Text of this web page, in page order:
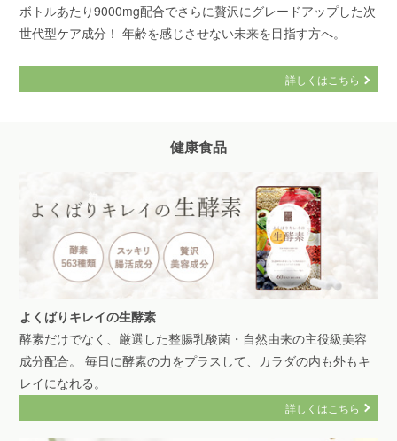
ボトルあたり9000mg配合でさらに贅沢にグレードアップした次
世代型ケア成分！ 年齢を感じさせない未来を目指す方へ。
詳しくはこちら
健康食品
よくばりキレイの生酵素
酵素だけでなく、厳選した整腸乳酸菌・自然由来の主役級美容
成分配合。 毎日に酵素の力をプラスして、カラダの内も外もキ
レイになれる。
詳しくはこちら